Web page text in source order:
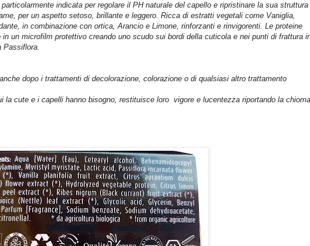
indicata per regolare il PH naturale del capello e ripristinare la sua struttura
per un aspetto setoso, brillante e leggero. Ricca di estratti vegetali come Vaniglia,
in combinazione con ortica, Arancio e Limone, rinforzanti e rinvigorenti. Le proteine
un microfilm protettivo creando uno scudo sui bordi della cuticola e nei punti di frattura
Passiflora.
dopo i trattamenti di decolorazione, colorazione o di qualsiasi altro trattamento
la cute e i capelli hanno bisogno, restituisce loro vigore e lucentezza riportando la chioma